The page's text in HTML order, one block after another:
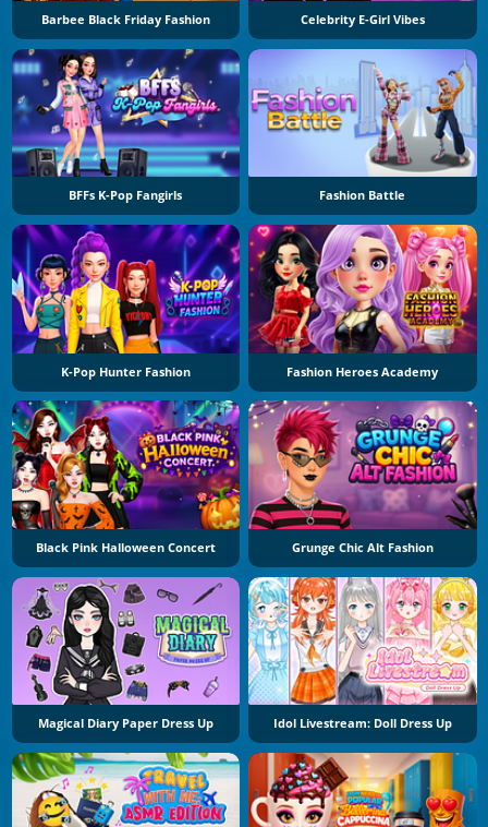
Barbee Black Friday Fashion Celebrity E-Girl Vibes
BFFs K-Pop Fangirls Fashion Battle
K-Pop Hunter Fashion Fashion Heroes Academy
Black Pink Halloween Concert Grunge Chic Alt Fashion
Magical Diary Paper Dress Up Idol Livestream: Doll Dress Up